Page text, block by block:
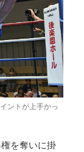
ントが上手かっ
を奪いに掛